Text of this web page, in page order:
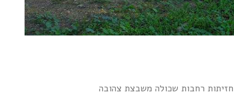
הממוקמת במיקום הטוב ביותר ברשפון. במיקום הגבוה ביותר ומשקיף לנוף נמצאת חלקה א' של 8 דונם עם חזיתות רחבות שכולה משבצת צהובה